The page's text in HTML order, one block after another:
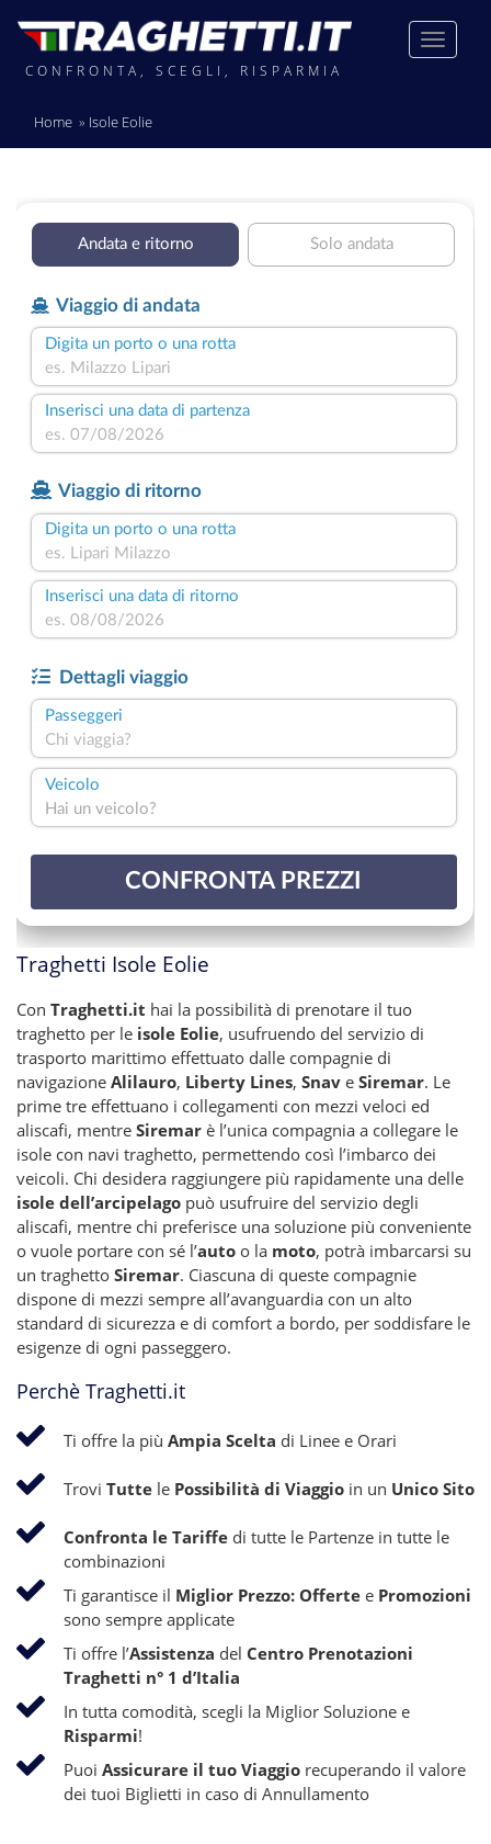
CONFRONTA, SCEGLI, RISPARMIA
Home Isole Eolie
Traghetti Isole Eolie
Con Traghetti.it hai la possibilità di prenotare il tuo
traghetto per le isole Eolie, usufruendo del servizio di
trasporto marittimo effettuato dalle compagnie di
navigazione Alilauro, Liberty Lines, Snav e Siremar. Le
prime tre effettuano i collegamenti con mezzi veloci ed
aliscafi, mentre Siremar è l’unica compagnia a collegare le
isole con navi traghetto, permettendo così l’imbarco dei
veicoli. Chi desidera raggiungere più rapidamente una delle
isole dell’arcipelago può usufruire del servizio degli
aliscafi, mentre chi preferisce una soluzione più conveniente
o vuole portare con sé l’auto o la moto, potrà imbarcarsi su
un traghetto Siremar. Ciascuna di queste compagnie
dispone di mezzi sempre all’avanguardia con un alto
standard di sicurezza e di comfort a bordo, per soddisfare le
esigenze di ogni passeggero.
Perchè Traghetti.it
Ti offre la più Ampia Scelta di Linee e Orari
Trovi Tutte le Possibilità di Viaggio in un Unico Sito
Confronta le Tariffe di tutte le Partenze in tutte le
combinazioni
Ti garantisce il Miglior Prezzo: Offerte e Promozioni
sono sempre applicate
Ti offre l’Assistenza del Centro Prenotazioni
Traghetti n° 1 d’Italia
In tutta comodità, scegli la Miglior Soluzione e
Risparmi!
Puoi Assicurare il tuo Viaggio recuperando il valore
dei tuoi Biglietti in caso di Annullamento